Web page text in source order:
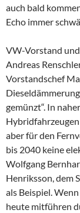
auch bald
Echo immer
VW-Vorstand
Andreas
Vorstandschef
gemünzt“. In
aber für den
bis 2040 keine
Wolfgang
Henriksson, dem
als Beispiel.
heute mitführen